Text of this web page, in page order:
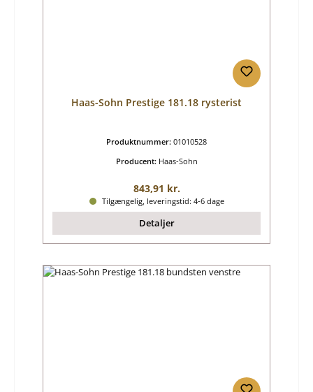
Haas-Sohn Prestige 181.18 rysterist
Produktnummer: 01010528
Producent: Haas-Sohn
Almindelig pris:
843,91 kr.
Tilgængelig, leveringstid: 4-6 dage
Detaljer